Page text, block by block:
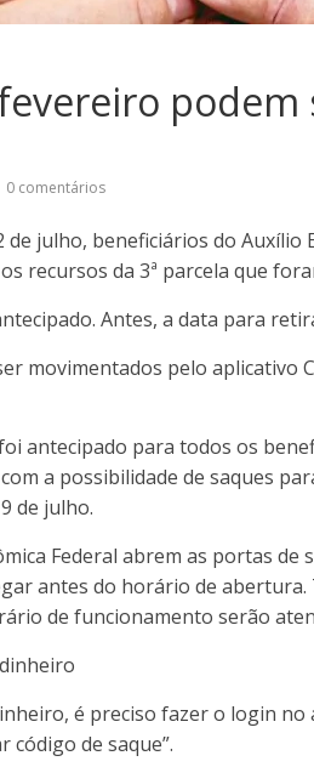
podem
0 comentários
julho, beneficiários do Auxílio
recursos da 3ª parcela que
Antes, a data para
movimentados pelo aplicativo
antecipado para todos os
a possibilidade de saques
de julho.
Federal abrem as portas
antes do horário de
de funcionamento serão
é preciso fazer o login no
código de saque”.